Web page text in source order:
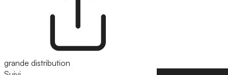
grande distribution